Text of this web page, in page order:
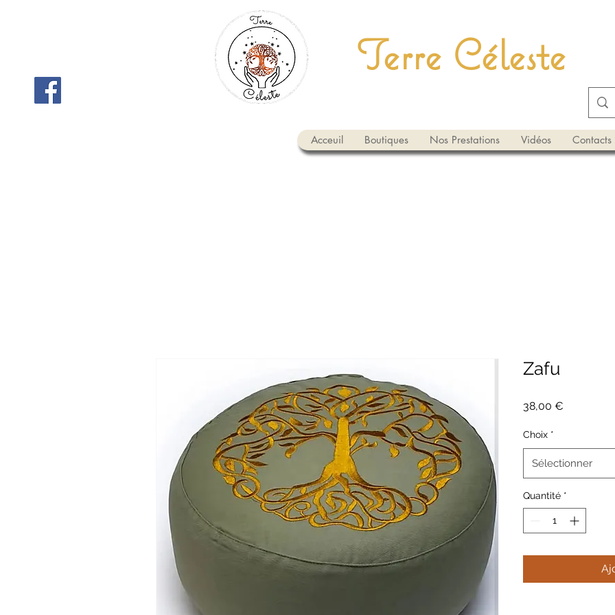
Terre Céleste
Acceuil Boutiques Nos Prestations Vidéos Contacts
Zafu
38,00 €
Choix *
Sélectionner
Quantité *